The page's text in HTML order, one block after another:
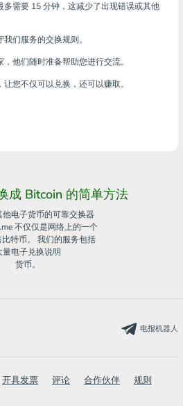
需要 15 分钟，这减少了出现错误或其他
们服务的交换规则。
他们随时准备帮助您进行交流。
您不仅可以兑换，还可以赚取。
成 Bitcoin 的简单方法
他电子货币的可靠交换器
不仅仅是网络上的一个
特币。 我们的服务包括
量电子兑换说明
货币。
电报机器人
开具发票 评论 合作伙伴
规则